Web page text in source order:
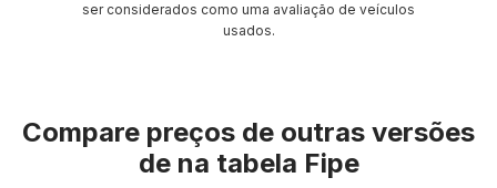
ser considerados como uma avaliação de veículos
usados.
Compare preços de outras versões
de na tabela Fipe